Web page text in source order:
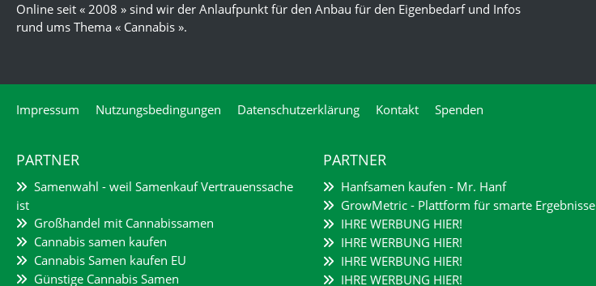
Online seit « 2008 » sind wir der Anlaufpunkt für den Anbau für den Eigenbedarf und Infos
rund ums Thema « Cannabis ».
Impressum Nutzungsbedingungen Datenschutzerklärung Kontakt Spenden
PARTNER
Samenwahl - weil Samenkauf Vertrauenssache
ist
Großhandel mit Cannabissamen
Cannabis samen kaufen
Cannabis Samen kaufen EU
Günstige Cannabis Samen
PARTNER
Hanfsamen kaufen - Mr. Hanf
GrowMetric - Plattform für smarte Ergebnisse
IHRE WERBUNG HIER!
IHRE WERBUNG HIER!
IHRE WERBUNG HIER!
IHRE WERBUNG HIER!